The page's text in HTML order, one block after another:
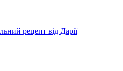
рецепт від Дарії